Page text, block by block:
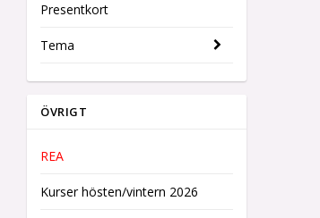
Presentkort
Tema
ÖVRIGT
REA
Kurser hösten/vintern 2026